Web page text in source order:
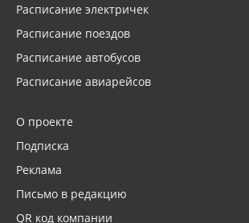
Расписание электричек
Расписание поездов
Расписание автобусов
Расписание авиарейсов
О проекте
Подписка
Реклама
Письмо в редакцию
QR код компании